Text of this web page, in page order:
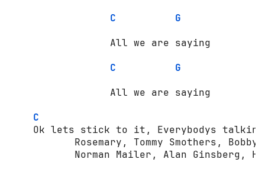
C
G
All we are saying
C
G
All we are saying
C
Ok lets stick to it, Everybodys
Rosemary, Tommy Smothers, Bobby
Norman Mailer, Alan Ginsberg,